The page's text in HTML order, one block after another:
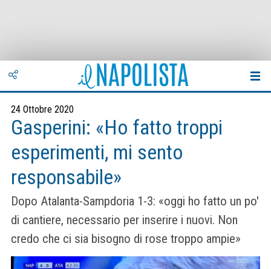
24 Ottobre 2020
Gasperini: «Ho fatto troppi
esperimenti, mi sento
responsabile»
Dopo Atalanta-Sampdoria 1-3: «oggi ho fatto un po'
di cantiere, necessario per inserire i nuovi. Non
credo che ci sia bisogno di rose troppo ampie»